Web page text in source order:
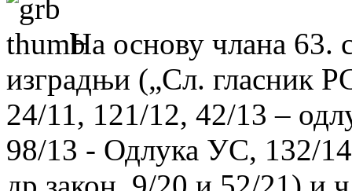
На основу члана 63.
изградњи („Сл. гласник
24/11, 121/12, 42/13 –
98/13 - Одлука УС, 132/